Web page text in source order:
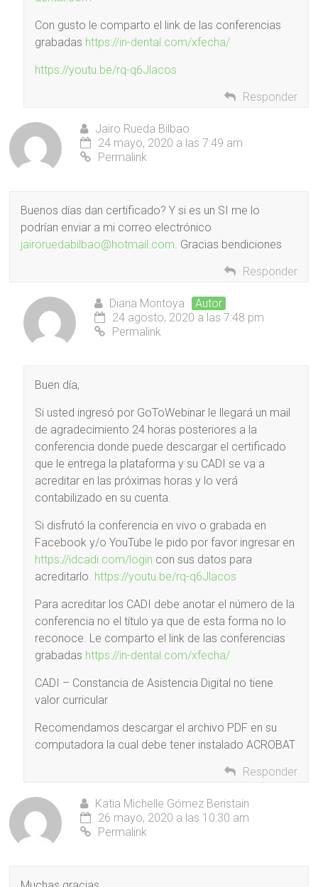
Con gusto le comparto el link de las conferencias
grabadas https://in-dental.com/xfecha/
https://youtu.be/rq-q6Jlacos
Responder
Jairo Rueda Bilbao
24 mayo, 2020 a las 7:49 am
Permalink
Buenos días dan certificado? Y si es un SI me lo
podrían enviar a mi correo electrónico
jairoruedabilbao@hotmail.com. Gracias bendiciones
Responder
Diana Montoya
Autor
24 agosto, 2020 a las 7:48 pm
Permalink
Buen día,
Si usted ingresó por GoToWebinar le llegará un mail
de agradecimiento 24 horas posteriores a la
conferencia donde puede descargar el certificado
que le entrega la plataforma y su CADI se va a
acreditar en las próximas horas y lo verá
contabilizado en su cuenta.
Si disfrutó la conferencia en vivo o grabada en
Facebook y/o YouTube le pido por favor ingresar en
https://idcadi.com/login con sus datos para
acreditarlo. https://youtu.be/rq-q6Jlacos
Para acreditar los CADI debe anotar el número de la
conferencia no el título ya que de esta forma no lo
reconoce. Le comparto el link de las conferencias
grabadas https://in-dental.com/xfecha/
CADI – Constancia de Asistencia Digital no tiene
valor curricular
Recomendamos descargar el archivo PDF en su
computadora la cual debe tener instalado ACROBAT
Responder
Katia Michelle Gómez Beristain
26 mayo, 2020 a las 10:30 am
Permalink